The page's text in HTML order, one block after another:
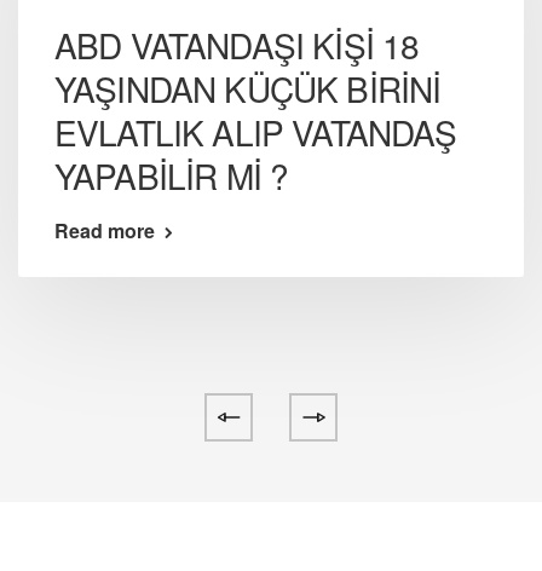
ABD VATANDAŞI KİŞİ 18
YAŞINDAN KÜÇÜK BİRİNİ
EVLATLIK ALIP VATANDAŞ
YAPABİLİR Mİ ?
Read more